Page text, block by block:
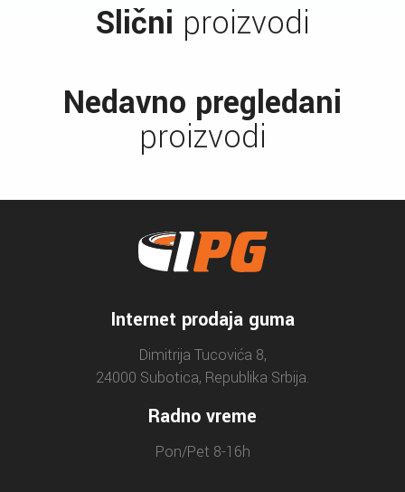
Slični proizvodi
Nedavno pregledani
proizvodi
Internet prodaja guma
Dimitrija Tucovića 8,
24000 Subotica, Republika Srbija.
Radno vreme
Pon/Pet 8-16h